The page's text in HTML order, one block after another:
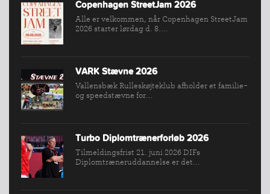
INDMELDELSE
BREDDEPULJE
KLUB
SPORTSGRENE
VÆRKTØJSKASSEN
KONKURRENCER
Copenhagen StreetJam 2026
Alle er velkommen, når Copenhagen StreetJam
2026 starter lørdag d. 8....
VARK Stævne 2026
Vallensbæk Rulleskøjteklub afholder et familie-
og speedstævne for...
Turbo Diplomtrænerforløb 2026
Tilmeldingsfrist 21. juni 2026 DIFs
Diplomtræneruddannelse er det...